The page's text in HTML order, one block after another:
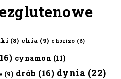
(8) chia (9) chorizo (6)
cynamon (11)
(9) drób (16) dynia (22)